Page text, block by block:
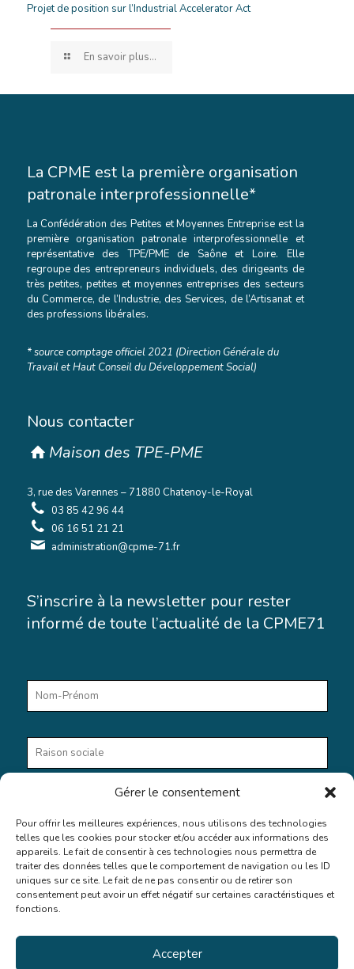
Gérer le consentement
Pour offrir les meilleures expériences, nous utilisons des technologies
telles que les cookies pour stocker et/ou accéder aux informations des
appareils. Le fait de consentir à ces technologies nous permettra de
traiter des données telles que le comportement de navigation ou les ID
uniques sur ce site. Le fait de ne pas consentir ou de retirer son
consentement peut avoir un effet négatif sur certaines caractéristiques et
fonctions.
Accepter
Projet de position sur l’Industrial Accelerator Act
En savoir plus...
La CPME est la première organisation
patronale interprofessionnelle*
La Confédération des Petites et Moyennes Entreprise est la
première organisation patronale interprofessionnelle et
représentative des TPE/PME de Saône et Loire. Elle
regroupe des entrepreneurs individuels, des dirigeants de
très petites, petites et moyennes entreprises des secteurs
du Commerce, de l’Industrie, des Services, de l’Artisanat et
des professions libérales.
* source comptage officiel 2021 (Direction Générale du
Travail et Haut Conseil du Développement Social)
Nous contacter
Maison des TPE-PME
3, rue des Varennes – 71880 Chatenoy-le-Royal
03 85 42 96 44
06 16 51 21 21
administration@cpme-71.fr
S’inscrire à la newsletter pour rester
informé de toute l’actualité de la CPME71
En cochant cette case, vous donnez votre accord au stockage
et au traitement de vos données par ce site web.